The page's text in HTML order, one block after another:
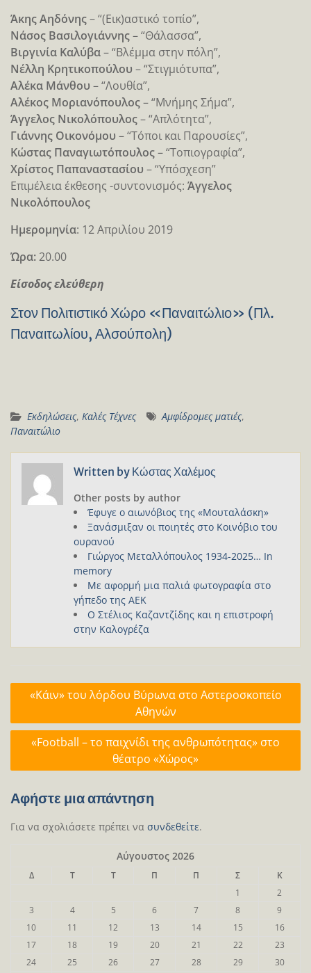
Άκης Αηδόνης– “(Εικ)αστικό τοπίο”,
Νάσος Βασιλογιάννης– “Θάλασσα”,
Βιργινία Καλύβα– “Βλέμμα στην πόλη”,
Νέλλη Κρητικοπούλου – “Στιγμιότυπα”,
Αλέκα Μάνθου – “Λουθία”,
Αλέκος Μοριανόπουλος– “Μνήμης Σήμα”,
Άγγελος Νικολόπουλος– “Απλότητα”,
Γιάννης Οικονόμου – “Τόποι και Παρουσίες”,
Κώστας Παναγιωτόπουλος– “Tοπιογραφία”,
Χρίστος Παπαναστασίου – “Υπόσχεση”
Επιμέλεια έκθεσης -συντονισμός: Άγγελος
Νικολόπουλος
Ημερομηνία: 12 Απριλίου 2019
Ώρα:20.00
Είσοδος ελεύθερη
Στον Πολιτιστικό Χώρο «Παναιτώλιο» (Πλ.
Παναιτωλίου, Αλσούπολη)
Εκδηλώσεις, Καλές Τέχνες Αμφίδρομες ματιές,
Παναιτώλιο
Written by Κώστας Χαλέμος
Other posts by author
Έφυγε ο αιωνόβιος της «Μουταλάσκη»
Ξανάσμιξαν οι ποιητές στο Κοινόβιο του
ουρανού
Γιώργος Μεταλλόπουλος 1934-2025… In
memory
Με αφορμή μια παλιά φωτογραφία στο
γήπεδο της ΑΕΚ
Ο Στέλιος Καζαντζίδης και η επιστροφή
στην Καλογρέζα
Πλοήγηση
«Κάιν» του λόρδου Βύρωνα στο Αστεροσκοπείο
Αθηνών
«Football – το παιχνίδι της ανθρωπότητας» στο
θέατρο «Χώρος»
Αφήστε μια απάντηση
Για να σχολιάσετε πρέπει να συνδεθείτε.
Αύγουστος 2026
Δ Τ Τ Π Π Σ
Κ
1
2
3
4 5 6 7 8
9
10
11 12 13 14 15
16
17
18 19 20 21 22
23
24
25 26 27 28 29 30